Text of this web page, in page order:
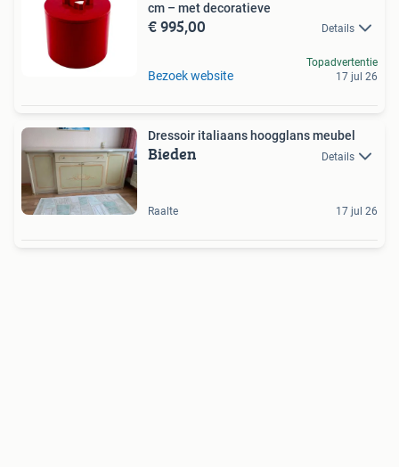
cm – met decoratieve
€ 995,00 Details
Bezoek website
Topadvertentie
17 jul 26
Dressoir italiaans hoogglans meubel
Bieden Details
Raalte 17 jul 26